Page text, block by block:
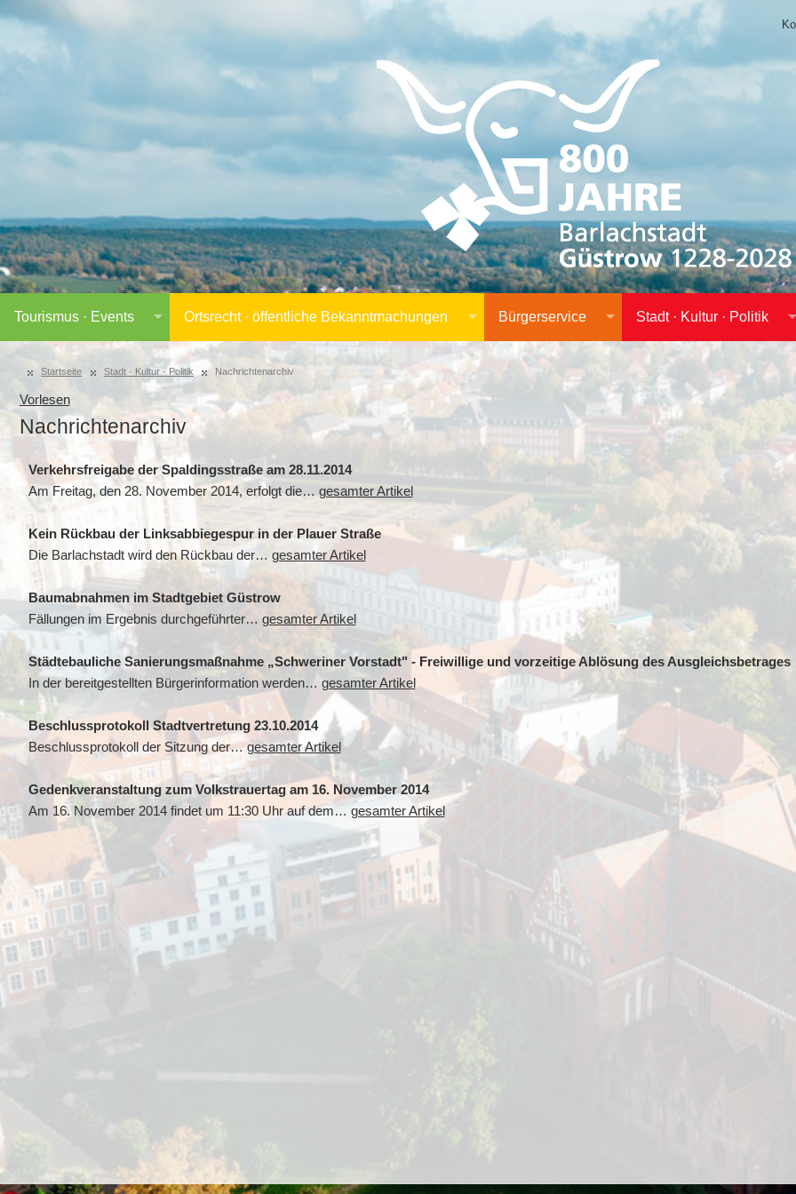
Tourismus · Events Ortsrecht · öffentliche Bekanntmachungen Bürgerservice Stadt · Kultur · Politik
Startseite Stadt · Kultur · Politik Nachrichtenarchiv
Vorlesen
Nachrichtenarchiv
Verkehrsfreigabe der Spaldingsstraße am 28.11.2014
Am Freitag, den 28. November 2014, erfolgt die… gesamter Artikel
Kein Rückbau der Linksabbiegespur in der Plauer Straße
Die Barlachstadt wird den Rückbau der… gesamter Artikel
Baumabnahmen im Stadtgebiet Güstrow
Fällungen im Ergebnis durchgeführter… gesamter Artikel
Städtebauliche Sanierungsmaßnahme „Schweriner Vorstadt" - Freiwillige und vorzeitige Ablösung des Ausgleichsbetrages
In der bereitgestellten Bürgerinformation werden… gesamter Artikel
Beschlussprotokoll Stadtvertretung 23.10.2014
Beschlussprotokoll der Sitzung der…gesamter Artikel
Gedenkveranstaltung zum Volkstrauertag am 16. November 2014
Am 16. November 2014 findet um 11:30 Uhr auf dem… gesamter Artikel